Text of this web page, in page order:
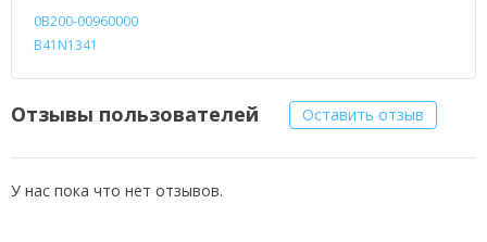
0B200-00960000
B41N1341
Отзывы пользователей Оставить отзыв
У нас пока что нет отзывов.